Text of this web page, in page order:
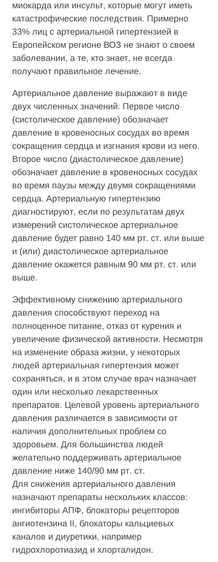
миокарда или инсульт, которые могут иметь
катастрофические последствия. Примерно
33% лиц с артериальной гипертензией в
Европейском регионе ВОЗ не знают о своем
заболевании, а те, кто знает, не всегда
получают правильное лечение.
Артериальное давление выражают в виде
двух численных значений. Первое число
(систолическое давление) обозначает
давление в кровеносных сосудах во время
сокращения сердца и изгнания крови из него.
Второе число (диастолическое давление)
обозначает давление в кровеносных сосудах
во время паузы между двумя сокращениями
сердца. Артериальную гипертензию
диагностируют, если по результатам двух
измерений систолическое артериальное
давление будет равно 140 мм рт. ст. или выше
и (или) диастолическое артериальное
давление окажется равным 90 мм рт. ст. или
выше.
Эффективному снижению артериального
давления способствуют переход на
полноценное питание, отказ от курения и
увеличение физической активности. Несмотря
на изменение образа жизни, у некоторых
людей артериальная гипертензия может
сохраняться, и в этом случае врач назначает
один или несколько лекарственных
препаратов. Целевой уровень артериального
давления различается в зависимости от
наличия дополнительных проблем со
здоровьем. Для большинства людей
желательно поддерживать артериальное
давление ниже 140/90 мм рт. ст.
Для снижения артериального давления
назначают препараты нескольких классов:
ингибиторы АПФ, блокаторы рецепторов
ангиотензина II, блокаторы кальциевых
каналов и диуретики, например
гидрохлоротиазид и хлорталидон.